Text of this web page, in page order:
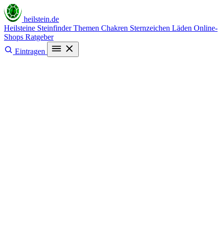
heilstein.de
Heilsteine SteinfinderThemen Chakren Sternzeichen Läden Online-
Shops Ratgeber
Eintragen